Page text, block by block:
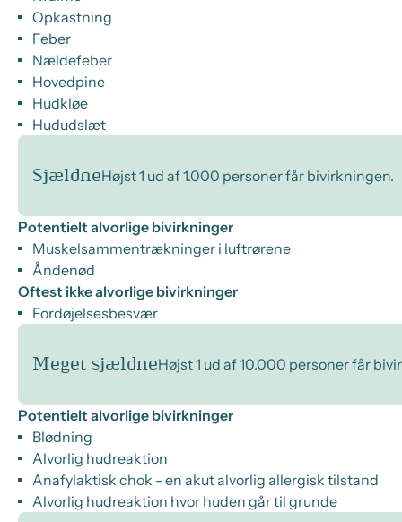
Opkastning
Feber
Nældefeber
Hovedpine
Hudkløe
Hududslæt
SjældneHøjst 1 ud af 1.000 personer får bivirkningen.
Potentielt alvorlige bivirkninger
Muskelsammentrækninger i luftrørene
Åndenød
Oftest ikke alvorlige bivirkninger
Fordøjelsesbesvær
Meget sjældneHøjst 1 ud af 10.000 personer får
Potentielt alvorlige bivirkninger
Blødning
Alvorlig hudreaktion
Anafylaktisk chok - en akut alvorlig allergisk tilstand
Alvorlig hudreaktion hvor huden går til grunde